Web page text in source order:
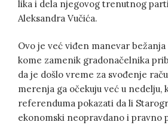
lika i dela njegovog trenutnog
Aleksandra Vučića.
Ovo je već viđen manevar
kome zamenik gradonačelnika
da je došlo vreme za svođenje
merenja ga očekuju već u nedelju,
referenduma pokazati da li
ekonomski neopravdano i pravno